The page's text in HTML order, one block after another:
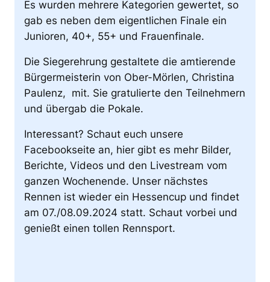
Es wurden mehrere Kategorien gewertet, so
gab es neben dem eigentlichen Finale ein
Junioren, 40+, 55+ und Frauenfinale.
Die Siegerehrung gestaltete die amtierende
Bürgermeisterin von Ober-Mörlen, Christina
Paulenz, mit. Sie gratulierte den Teilnehmern
und übergab die Pokale.
Interessant? Schaut euch unsere
Facebookseite an, hier gibt es mehr Bilder,
Berichte, Videos und den Livestream vom
ganzen Wochenende. Unser nächstes
Rennen ist wieder ein Hessencup und findet
am 07./08.09.2024 statt. Schaut vorbei und
genießt einen tollen Rennsport.